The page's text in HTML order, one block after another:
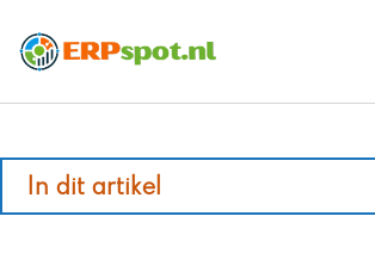
naar
inhoud
In dit artikel